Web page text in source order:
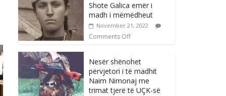
Shote Galica emër i
madh i mëmëdheut
November 21, 2022
Comments Off
Nesër shënohet
përvjetori i të madhit
Naim Nimonaj me
trimat tjerë të UÇK-së